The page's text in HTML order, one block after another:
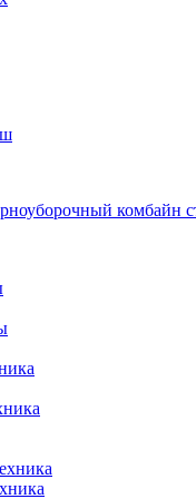
комбайн